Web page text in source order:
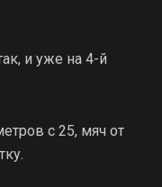
и уже на 4-й
с 25, мяч от